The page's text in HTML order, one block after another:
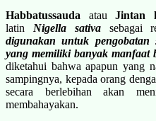
Habbatussauda atau Jintan
latin Nigella sativa sebagai
digunakan untuk
yang memiliki banyak manfaat
diketahui bahwa apapun yang
sampingnya, kepada orang
secara berlebihan akan
membahayakan.